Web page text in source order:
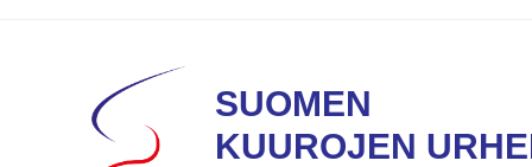
SUOMEN
KUUROJEN